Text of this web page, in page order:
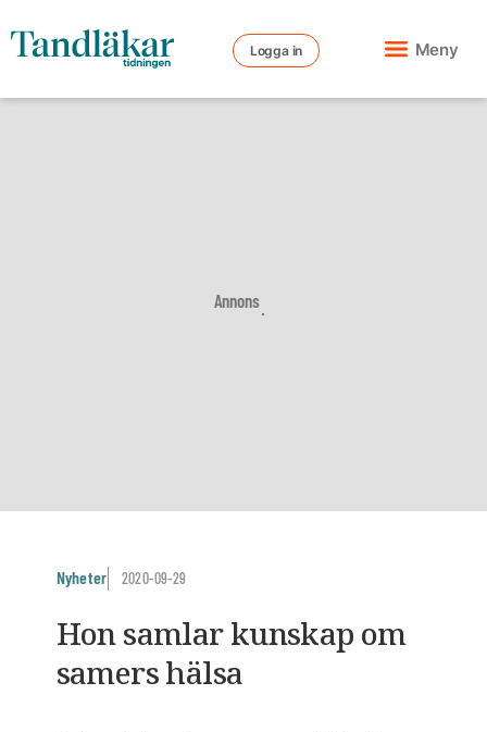
Logga in Meny
Annons
Nyheter 2020-09-29
Hon samlar kunskap om
samers hälsa